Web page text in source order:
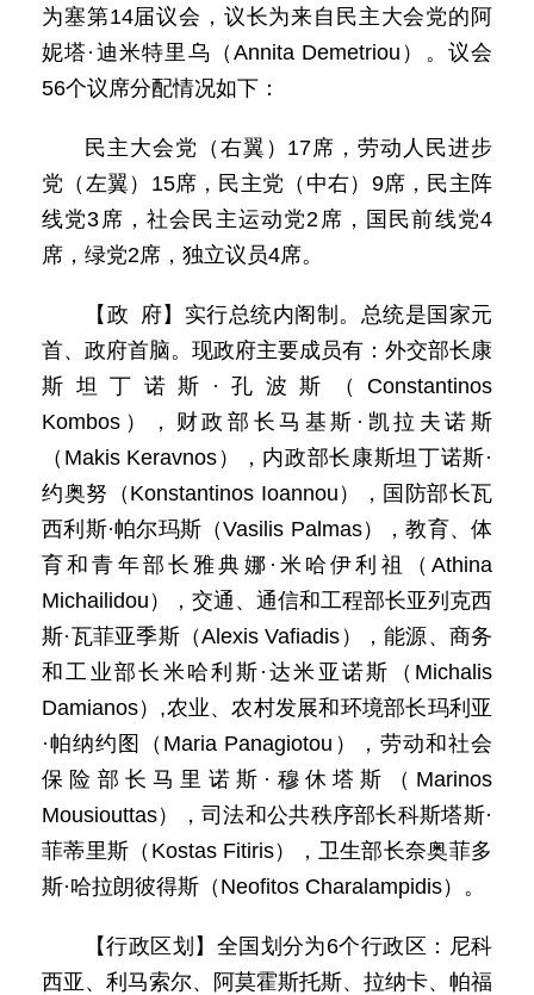
为塞第14届议会，议长为来自民主大会党的阿
妮塔·迪米特里乌（Annita Demetriou）。议会
56个议席分配情况如下：
民主大会党（右翼）17席，劳动人民进步
党（左翼）15席，民主党（中右）9席，民主阵
线党3席，社会民主运动党2席，国民前线党4
席，绿党2席，独立议员4席。
【政 府】实行总统内阁制。总统是国家元
首、政府首脑。现政府主要成员有：外交部长康
斯坦丁诺斯·孔波斯（Constantinos
Kombos），财政部长马基斯·凯拉夫诺斯
（Makis Keravnos），内政部长康斯坦丁诺斯·
约奥努（Konstantinos Ioannou），国防部长瓦
西利斯·帕尔玛斯（Vasilis Palmas），教育、体
育和青年部长雅典娜·米哈伊利祖（Athina
Michailidou），交通、通信和工程部长亚列克西
斯·瓦菲亚季斯（Alexis Vafiadis），能源、商务
和工业部长米哈利斯·达米亚诺斯（Michalis
Damianos）,农业、农村发展和环境部长玛利亚
·帕纳约图（Maria Panagiotou），劳动和社会
保险部长马里诺斯·穆休塔斯（Marinos
Mousiouttas），司法和公共秩序部长科斯塔斯·
菲蒂里斯（Kostas Fitiris），卫生部长奈奥菲多
斯·哈拉朗彼得斯（Neofitos Charalampidis）。
【行政区划】全国划分为6个行政区：尼科
西亚、利马索尔、阿莫霍斯托斯、拉纳卡、帕福